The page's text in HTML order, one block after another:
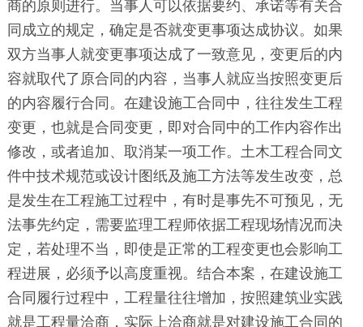
商的原则进行。当事人可以依据要约、承诺等有关合
同成立的规定，确定是否就变更事项达成协议。如果
双方当事人就变更事项达成了一致意见，变更后的内
容就取代了原合同的内容，当事人就应当按照变更后
的内容履行合同。在建设施工合同中，往往发生工程
变更，也就是合同变更，即对合同中的工作内容作出
修改，或者追加、取消某一项工作。土木工程合同文
件中技术规范或设计图纸及施工方法等发生改变，总
是发生在工程施工过程中，有时是事先不可预见，无
法事先约定，需要监理工程师依据工程现场情况而决
定，若处理不当，即使是正常的工程变更也会影响工
程进展，必须予以高度重视。结合本案，在建设施工
合同履行过程中，工程量往往增加，按照建筑业实践
就是工程量洽商，实际上洽商就是对建设施工合同的